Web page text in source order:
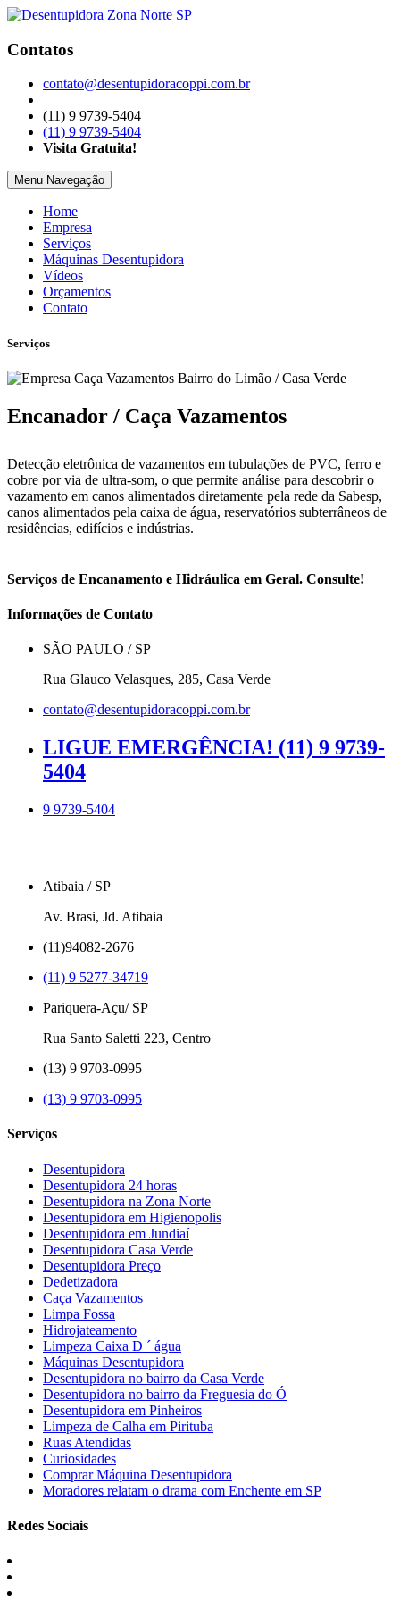
Contatos
contato@desentupidoracoppi.com.br
(11) 9 9739-5404
(11) 9 9739-5404
Visita Gratuita!
Menu Navegação
Home
Empresa
Serviços
Máquinas Desentupidora
Vídeos
Orçamentos
Contato
Serviços
Encanador / Caça Vazamentos
Detecção eletrônica de vazamentos em tubulações de PVC, ferro e
cobre por via de ultra-som, o que permite análise para descobrir o
vazamento em canos alimentados diretamente pela rede da Sabesp,
canos alimentados pela caixa de água, reservatórios subterrâneos de
residências, edifícios e indústrias.
Serviços de Encanamento e Hidráulica em Geral. Consulte!
Informações de Contato
SÃO PAULO / SP
Rua Glauco Velasques, 285, Casa Verde
contato@desentupidoracoppi.com.br
LIGUE EMERGÊNCIA! (11) 9 9739-
5404
9 9739-5404
Atibaia / SP
Av. Brasi, Jd. Atibaia
(11)94082-2676
(11) 9 5277-34719
Pariquera-Açu/ SP
Rua Santo Saletti 223, Centro
(13) 9 9703-0995
(13) 9 9703-0995
Serviços
Desentupidora
Desentupidora 24 horas
Desentupidora na Zona Norte
Desentupidora em Higienopolis
Desentupidora em Jundiaí
Desentupidora Casa Verde
Desentupidora Preço
Dedetizadora
Caça Vazamentos
Limpa Fossa
Hidrojateamento
Limpeza Caixa D ´ água
Máquinas Desentupidora
Desentupidora no bairro da Casa Verde
Desentupidora no bairro da Freguesia do Ó
Desentupidora em Pinheiros
Limpeza de Calha em Pirituba
Ruas Atendidas
Curiosidades
Comprar Máquina Desentupidora
Moradores relatam o drama com Enchente em SP
Redes Sociais